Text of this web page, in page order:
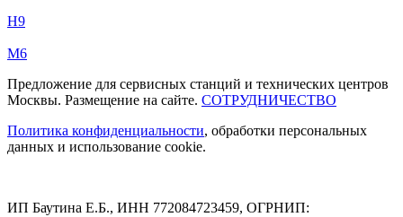
H9
M6
Предложение для сервисных станций и технических центров
Москвы. Размещение на сайте. СОТРУДНИЧЕСТВО
Политика конфиденциальности, обработки персональных
данных и использование cookie.
ИП Баутина Е.Б., ИНН 772084723459, ОГРНИП: